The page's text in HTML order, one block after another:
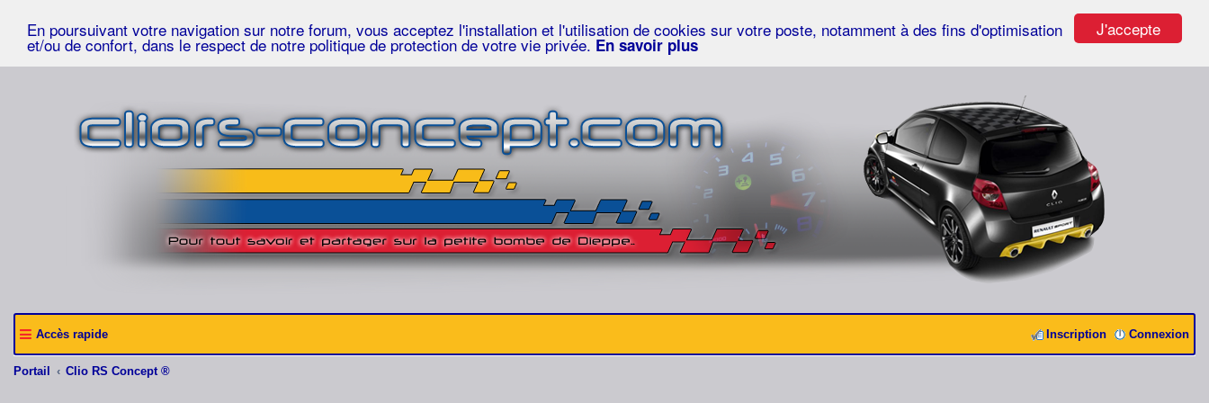
J'accepte
En poursuivant votre navigation sur notre forum, vous acceptez l'installation et l'utilisation de cookies sur votre poste, notamment à des fins d'optimisation
et/ou de confort, dans le respect de notre politique de protection de votre vie privée. En savoir plus
Accès rapide Connexion
Inscription
Portail Clio RS Concept ®